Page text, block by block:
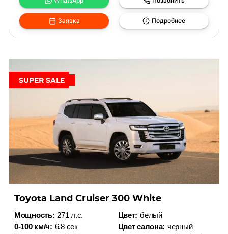
Заявка Подробнее
SUPER SALE
Toyota Land Cruiser 300 White
Мощность: 271 л.с.
0-100 км/ч: 6.8 сек
Цвет: белый
Цвет салона: черный